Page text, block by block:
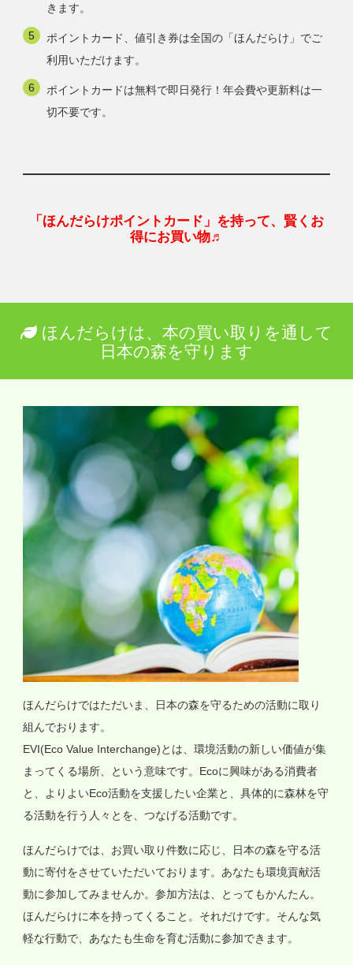
きます。
ポイントカード、値引き券は全国の「ほんだらけ」でご
利用いただけます。
ポイントカードは無料で即日発行！年会費や更新料は一
切不要です。
「ほんだらけポイントカード」を持って、賢くお
得にお買い物♬
ほんだらけは、本の買い取りを通して
日本の森を守ります
ほんだらけではただいま、日本の森を守るための活動に取り
組んでおります。
EVI(Eco Value Interchange)とは、環境活動の新しい価値が集
まってくる場所、という意味です。Ecoに興味がある消費者
と、よりよいEco活動を支援したい企業と、具体的に森林を守
る活動を行う人々とを、つなげる活動です。
ほんだらけでは、お買い取り件数に応じ、日本の森を守る活
動に寄付をさせていただいております。あなたも環境貢献活
動に参加してみませんか。参加方法は、とってもかんたん。
ほんだらけに本を持ってくること。それだけです。そんな気
軽な行動で、あなたも生命を育む活動に参加できます。